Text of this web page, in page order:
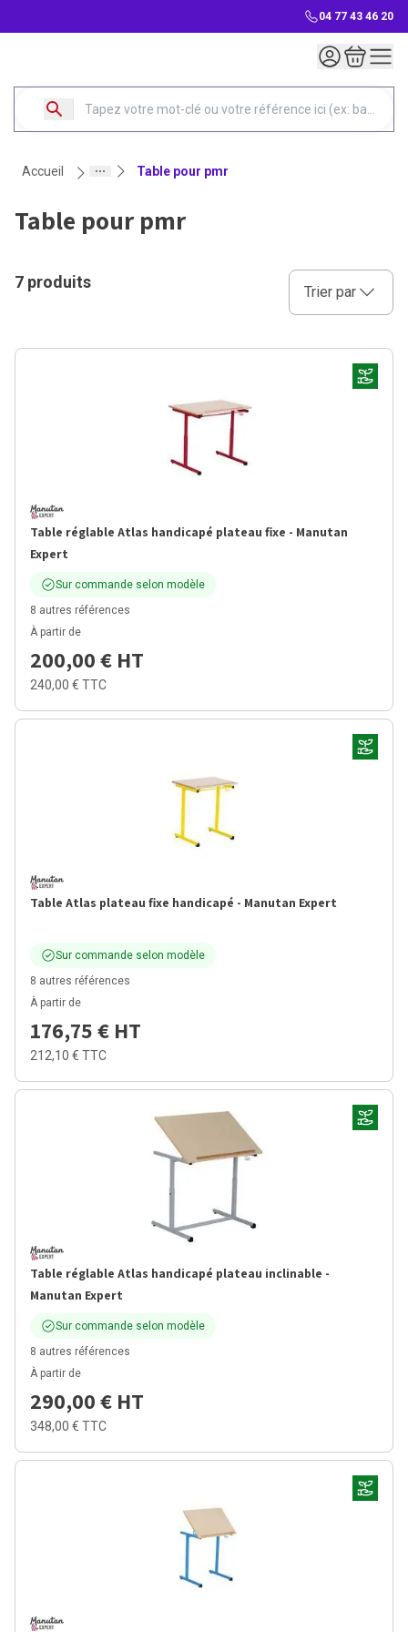
04 77 43 46 20
Mon compte
Mon
accueil table pour pmr
table pour pmr
7 produits Sélectionnez une
Trier par
Table réglable Atlas handicapé plateau fixe - Manutan
Expert
Sur commande selon modèle
8 autres références
À partir de
200,00 € HT
240,00 € TTC
Table Atlas plateau fixe handicapé - Manutan Expert
Sur commande selon modèle
8 autres références
À partir de
176,75 € HT
212,10 € TTC
Table réglable Atlas handicapé plateau inclinable -
Manutan Expert
Sur commande selon modèle
8 autres références
À partir de
290,00 € HT
348,00 € TTC